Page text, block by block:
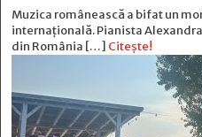
Muzica românească a bifat un
internațională. Pianista
din România […] Citește!